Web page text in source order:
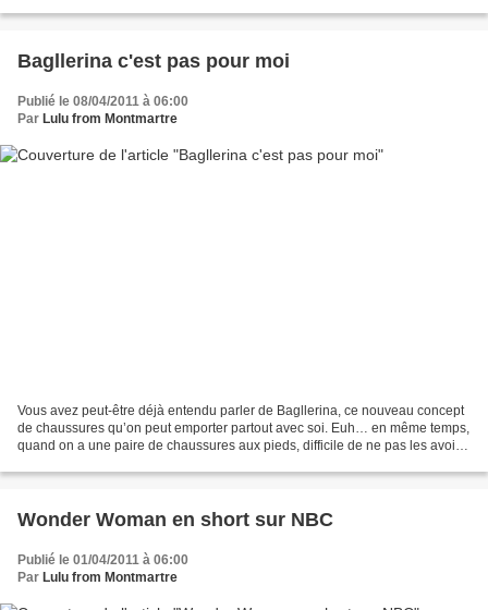
Bagllerina c'est pas pour moi
Publié le 08/04/2011 à 06:00
Par Lulu from Montmartre
Vous avez peut-être déjà entendu parler de Bagllerina, ce nouveau concept
de chaussures qu’on peut emporter partout avec soi. Euh… en même temps,
quand on a une paire de chaussures aux pieds, difficile de ne pas les avoir
Wonder Woman en short sur NBC
Publié le 01/04/2011 à 06:00
Par Lulu from Montmartre